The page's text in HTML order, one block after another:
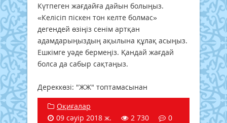
Күтпеген жағдайға дайын болыңыз.
«Келісіп піскен тон келте болмас»
дегендей өзіңіз сенім артқан
адамдарыңыздың ақылына құлақ асыңыз.
Ешкімге уәде бермеңіз. Қандай жағдай
болса да сабыр сақтаңыз.
Дереккөзі: "ЖЖ" топтамасынан
Оқиғалар
09 сәуір 2018 ж.
2 730 0